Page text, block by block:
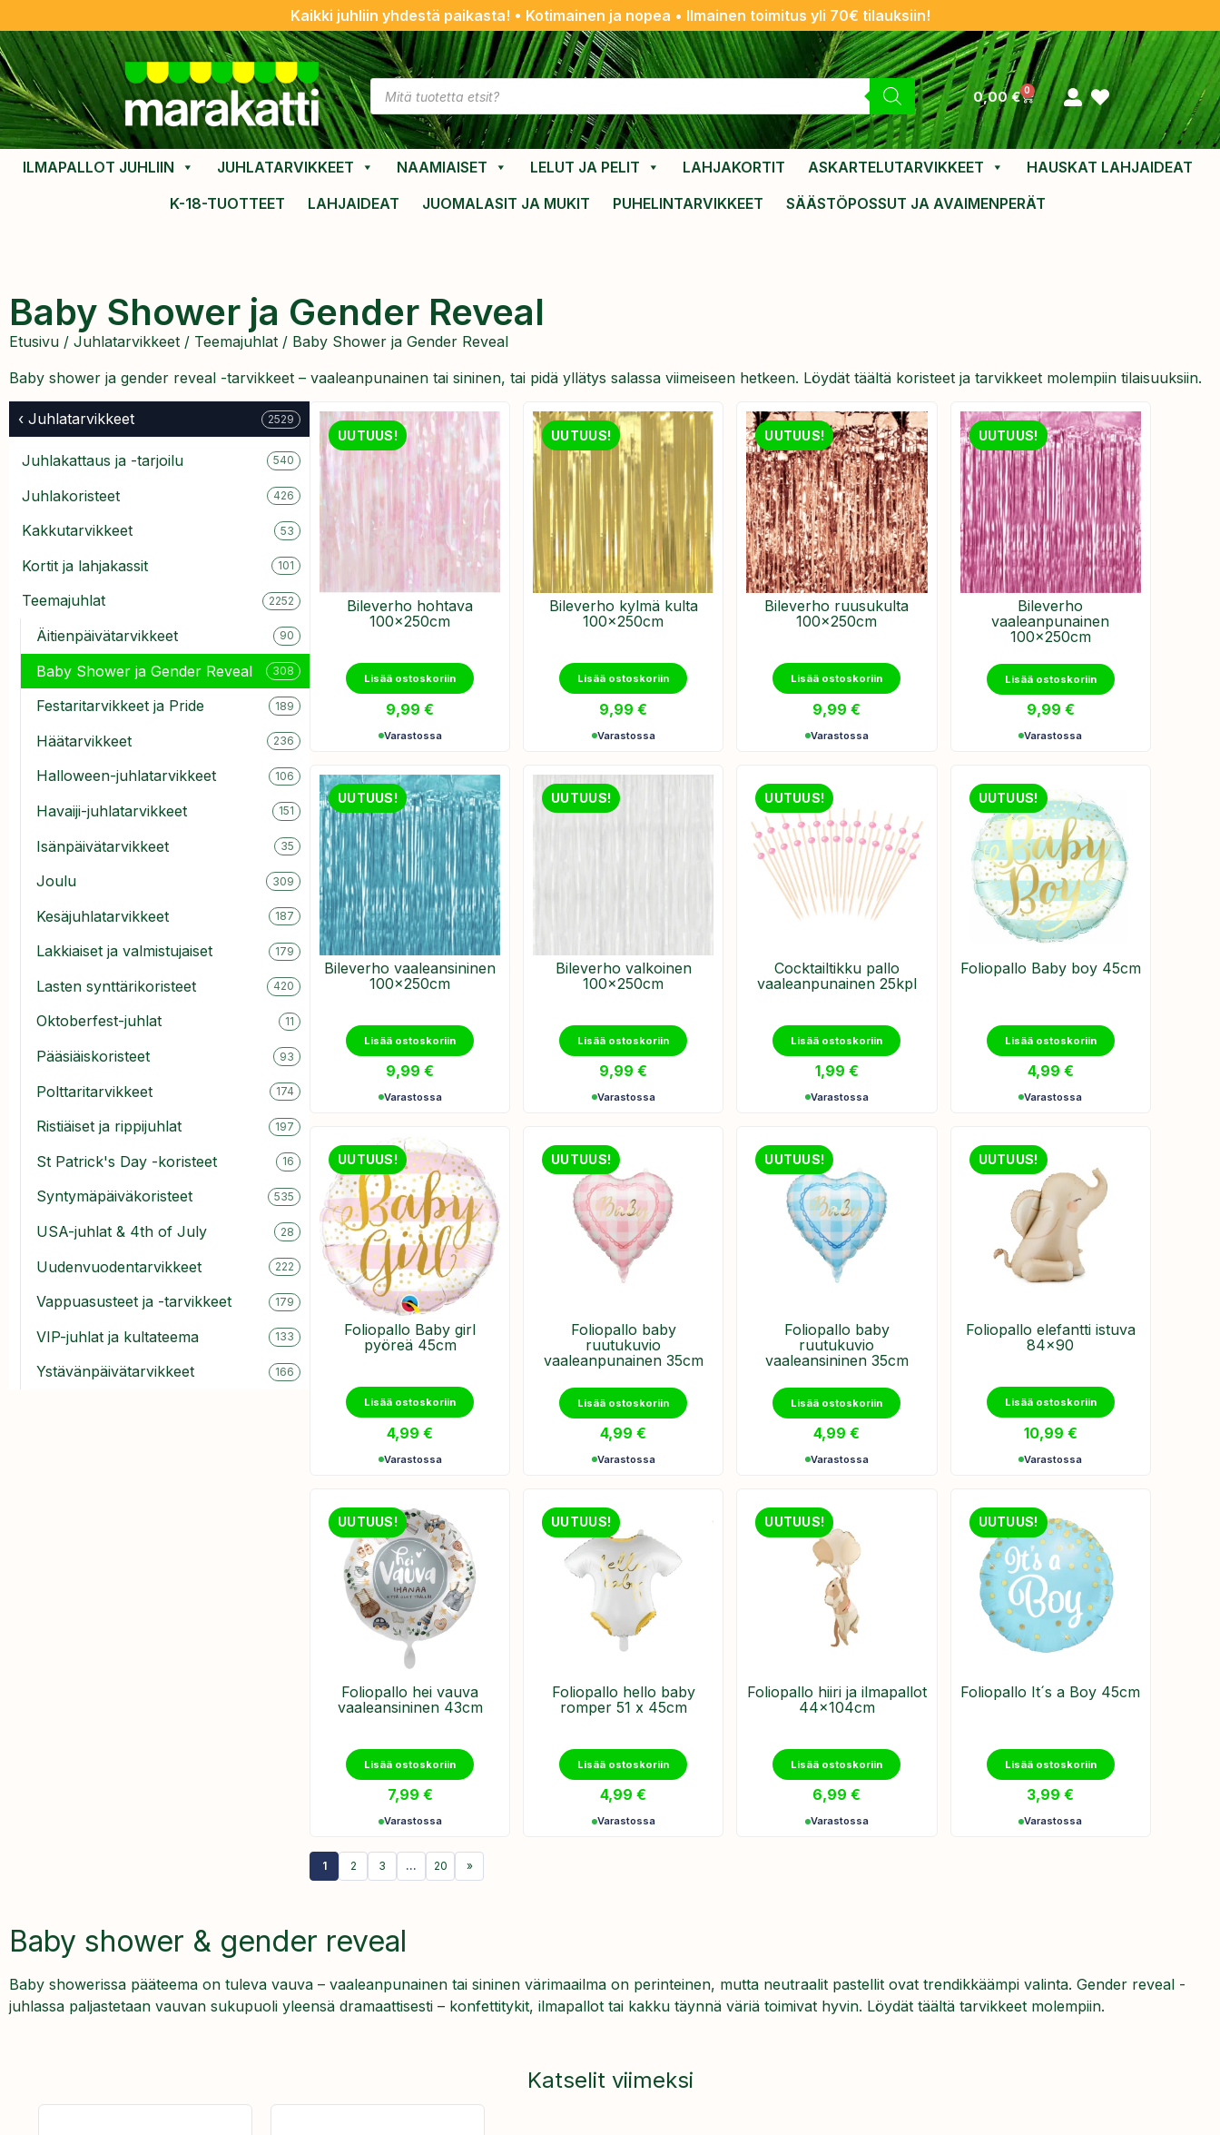
Kaikki juhliin yhdestä paikasta! • Kotimainen ja nopea • Ilmainen toimitus yli 70€ tilauksiin!
0,00€ 0
ILMAPALLOT JUHLIIN JUHLATARVIKKEET NAAMIAISET LELUT JA PELIT LAHJAKORTIT ASKARTELUTARVIKKEET
HAUSKAT LAHJAIDEAT
K-18-TUOTTEET
LAHJAIDEAT JUOMALASIT JA MUKIT PUHELINTARVIKKEET SÄÄSTÖPOSSUT JA AVAIMENPERÄT
Baby Shower ja Gender Reveal
Etusivu / Juhlatarvikkeet / Teemajuhlat / Baby Shower ja Gender Reveal
Baby shower ja gender reveal -tarvikkeet – vaaleanpunainen tai sininen, tai pidä yllätys salassa viimeiseen hetkeen. Löydät täältä koristeet ja tarvikkeet molempiin tilaisuuksiin.
‹ Juhlatarvikkeet 2529
Juhlakattaus ja -tarjoilu 540
Juhlakoristeet 426
Kakkutarvikkeet 53
Kortit ja lahjakassit 101
Teemajuhlat 2252
Äitienpäivätarvikkeet 90
Baby Shower ja Gender Reveal 308
Festaritarvikkeet ja Pride 189
Häätarvikkeet 236
Halloween-juhlatarvikkeet 106
Havaiji-juhlatarvikkeet 151
Isänpäivätarvikkeet 35
Joulu 309
Kesäjuhlatarvikkeet 187
Lakkiaiset ja valmistujaiset 179
Lasten synttärikoristeet 420
Oktoberfest-juhlat 11
Pääsiäiskoristeet 93
Polttaritarvikkeet 174
Ristiäiset ja rippijuhlat 197
St Patrick's Day -koristeet 16
Syntymäpäiväkoristeet 535
USA-juhlat & 4th of July 28
Uudenvuodentarvikkeet 222
Vappuasusteet ja -tarvikkeet 179
VIP-juhlat ja kultateema 133
Ystävänpäivätarvikkeet 166
UUTUUS!
Bileverho hohtava
100x250cm
Lisää ostoskoriin
9,99€
Varastossa
UUTUUS!
Bileverho kylmä kulta
100x250cm
Lisää ostoskoriin
9,99€
Varastossa
UUTUUS!
Bileverho ruusukulta
100x250cm
Lisää ostoskoriin
9,99€
Varastossa
UUTUUS!
Bileverho
vaaleanpunainen
100x250cm
Lisää ostoskoriin
9,99 €
Varastossa
UUTUUS!
Bileverho vaaleansininen
100x250cm
Lisää ostoskoriin
9,99€
Varastossa
UUTUUS!
Bileverho valkoinen
100x250cm
Lisää ostoskoriin
9,99€
Varastossa
UUTUUS!
Cocktailtikku pallo
vaaleanpunainen 25kpl
Lisää ostoskoriin
1,99 €
Varastossa
UUTUUS!
​Foliopallo Baby boy 45cm
Lisää ostoskoriin
4,99 €
Varastossa
UUTUUS!
Foliopallo Baby girl
pyöreä 45cm
Lisää ostoskoriin
4,99€
Varastossa
UUTUUS!
Foliopallo baby
ruutukuvio
vaaleanpunainen 35cm
Lisää ostoskoriin
4,99€
Varastossa
UUTUUS!
Foliopallo baby
ruutukuvio
vaaleansininen 35cm
Lisää ostoskoriin
4,99€
Varastossa
UUTUUS!
​Foliopallo elefantti istuva
84x90
Lisää ostoskoriin
10,99 €
Varastossa
UUTUUS!
Foliopallo hei vauva
vaaleansininen 43cm
Lisää ostoskoriin
7,99 €
Varastossa
UUTUUS!
Foliopallo hello baby
romper 51 x 45cm
Lisää ostoskoriin
4,99€
Varastossa
UUTUUS!
​Foliopallo hiiri ja ilmapallot
44x104cm
Lisää ostoskoriin
6,99€
Varastossa
UUTUUS!
Foliopallo It´s a Boy 45cm
Lisää ostoskoriin
3,99€
Varastossa
1 2 3 … 20 »
Baby shower & gender reveal
Baby showerissa pääteema on tuleva vauva – vaaleanpunainen tai sininen värimaailma on perinteinen, mutta neutraalit pastellit ovat trendikkäämpi valinta. Gender reveal -
juhlassa paljastetaan vauvan sukupuoli yleensä dramaattisesti – konfettitykit, ilmapallot tai kakku täynnä väriä toimivat hyvin. Löydät täältä tarvikkeet molempiin.
Katselit viimeksi